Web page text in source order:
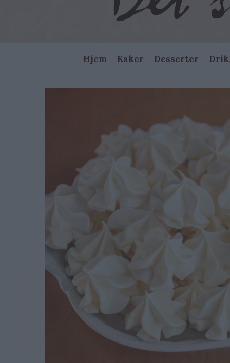
Main
navigation
Hjem Kaker Desserter